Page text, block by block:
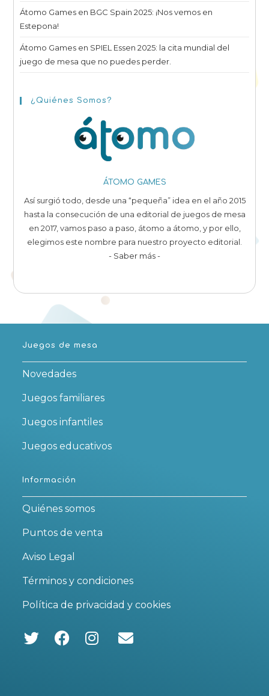
Átomo Games en BGC Spain 2025: ¡Nos vemos en
Estepona!
Átomo Games en SPIEL Essen 2025: la cita mundial del
juego de mesa que no puedes perder.
¿Quiénes Somos?
ÁTOMO GAMES
Así surgió todo, desde una “pequeña” idea en el año 2015
hasta la consecución de una editorial de juegos de mesa
en 2017, vamos paso a paso, átomo a átomo, y por ello,
elegimos este nombre para nuestro proyecto editorial.
- Saber más -
Juegos de mesa
Novedades
Juegos familiares
Juegos infantiles
Juegos educativos
Información
Quiénes somos
Puntos de venta
Aviso Legal
Términos y condiciones
Política de privacidad y cookies
abre
Se
abre
abre